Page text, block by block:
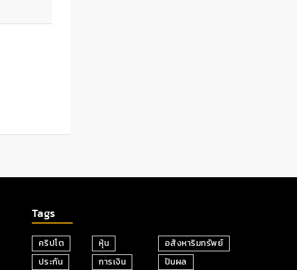
Tags
คริปโต
ประกัน
หุ้น
การเงิน
อสังหาริมทรัพย์
ปันผล